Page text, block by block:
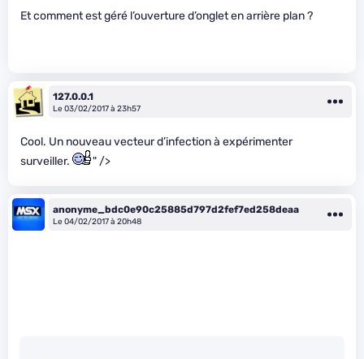
Et comment est géré l’ouverture d’onglet en arrière plan ?
127.0.0.1
Le 03/02/2017 à 23h57
Cool. Un nouveau vecteur d’infection à expérimenter
surveiller.
" />
anonyme_bdc0e90c25885d797d2fef7ed258deaa
Le 04/02/2017 à 20h48